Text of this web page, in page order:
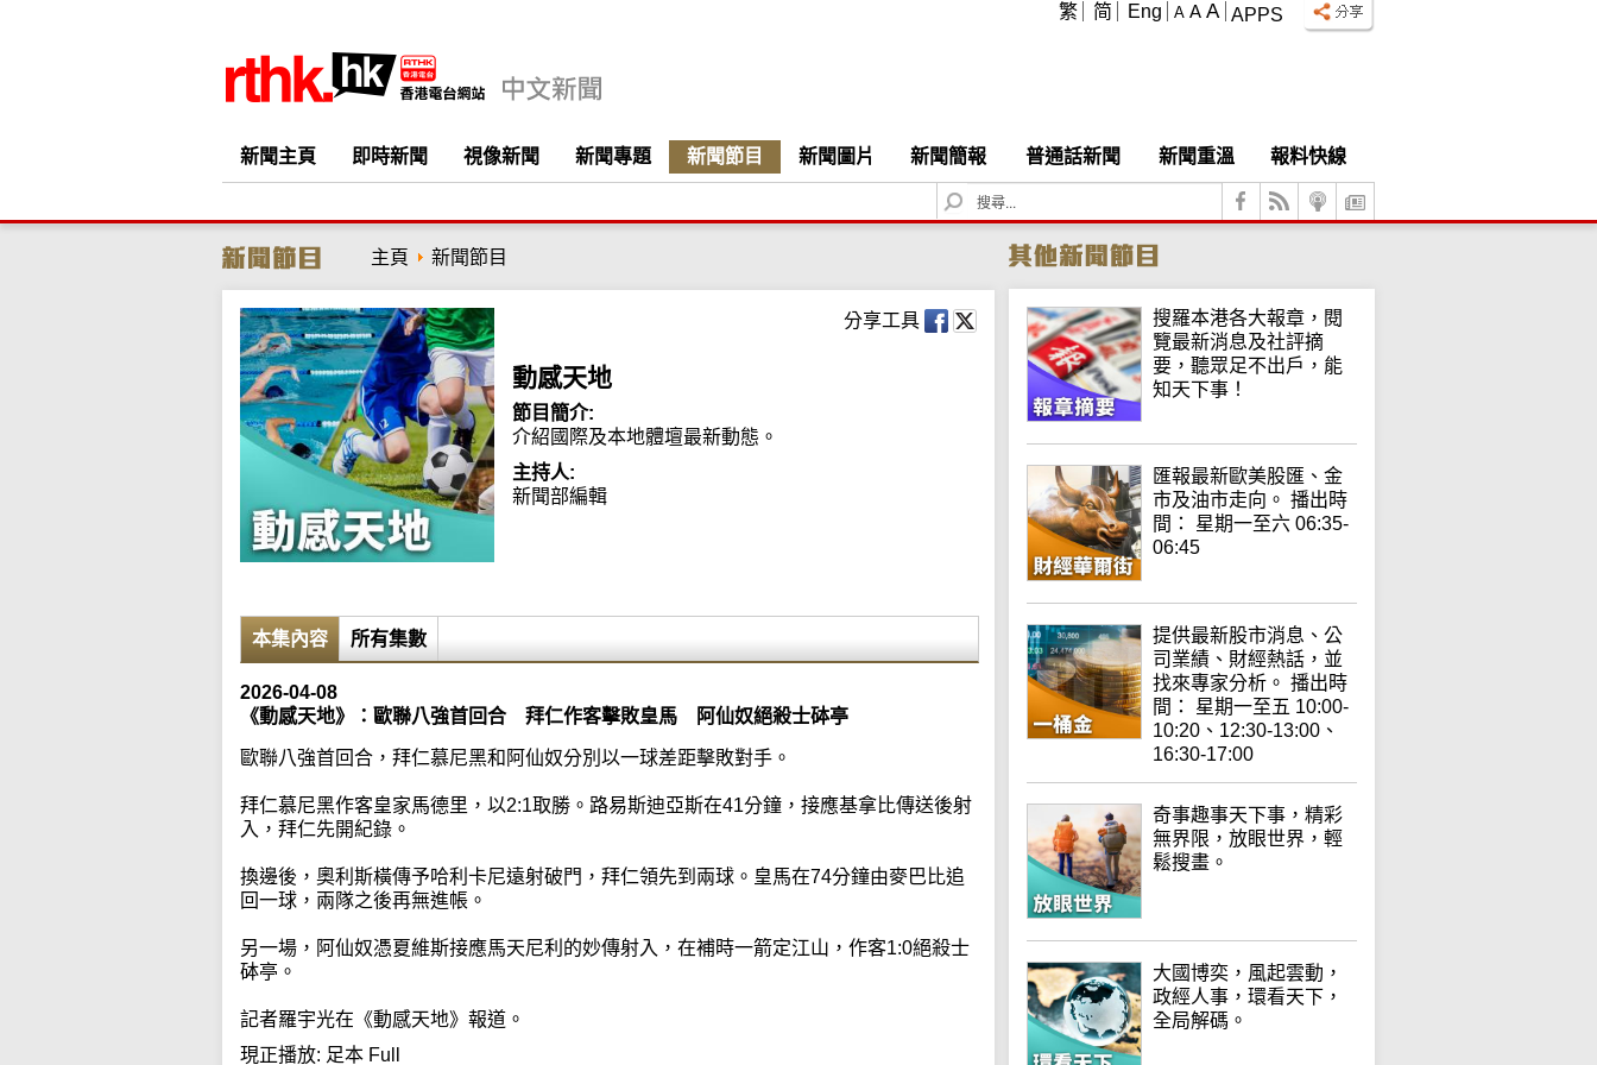
APPS
A A A
繁 简 Eng
新聞主頁 即時新聞 視像新聞 新聞專題 新聞節目 新聞圖片 新聞簡報 普通話新聞 新聞重溫
報料快線
S
e
c
h
主頁 新聞節目
分享工具
動感天地
節目簡介:
介紹國際及本地體壇最新動態。
主持人:
新聞部編輯
本集內容 所有集數
2026-04-08
《動感天地》：歐聯八強首回合 拜仁作客擊敗皇馬 阿仙奴絕殺士砵亭
歐聯八強首回合，拜仁慕尼黑和阿仙奴分別以一球差距擊敗對手。
拜仁慕尼黑作客皇家馬德里，以2:1取勝。路易斯迪亞斯在41分鐘，接應基拿比傳送後射
入，拜仁先開紀錄。
換邊後，奧利斯橫傳予哈利卡尼遠射破門，拜仁領先到兩球。皇馬在74分鐘由麥巴比追
回一球，兩隊之後再無進帳。
另一場，阿仙奴憑夏維斯接應馬天尼利的妙傳射入，在補時一箭定江山，作客1:0絕殺士
砵亭。
記者羅宇光在《動感天地》報道。
現正播放: 足本 Full
搜羅本港各大報章，閱
覽最新消息及社評摘
要，聽眾足不出戶，能
知天下事！
匯報最新歐美股匯、金
市及油市走向。 播出時
間： 星期一至六 06:35-
06:45
提供最新股市消息、公
司業績、財經熱話，並
找來專家分析。 播出時
間： 星期一至五 10:00-
10:20、12:30-13:00、
16:30-17:00
奇事趣事天下事，精彩
無界限，放眼世界，輕
鬆搜畫。
大國博奕，風起雲動，
政經人事，環看天下，
全局解碼。